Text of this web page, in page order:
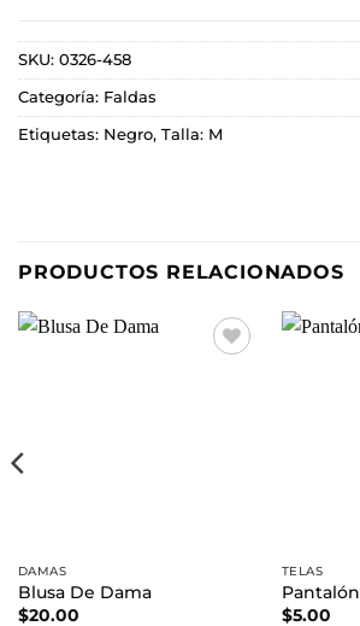
SKU: 0326-458
Categoría: Faldas
Etiquetas: Negro, Talla: M
PRODUCTOS RELACIONADOS
DAMAS
Blusa De Dama
$20.00
TELAS
Pantalón
$5.00